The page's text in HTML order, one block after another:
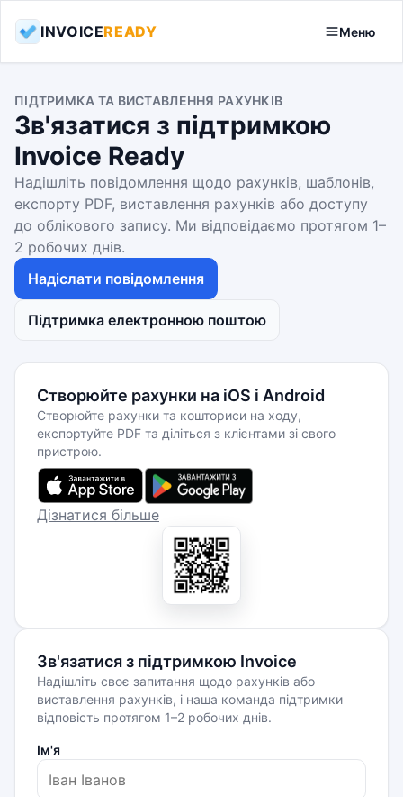
INVOICEREADY Меню
ПІДТРИМКА ТА ВИСТАВЛЕННЯ РАХУНКІВ
Зв'язатися з підтримкою
Invoice Ready
Надішліть повідомлення щодо рахунків, шаблонів,
експорту PDF, виставлення рахунків або доступу
до облікового запису. Ми відповідаємо протягом 1–
2 робочих днів.
Надіслати повідомлення
Підтримка електронною поштою
Створюйте рахунки на iOS і Android
Створюйте рахунки та кошториси на ходу,
експортуйте PDF та діліться з клієнтами зі свого
пристрою.
Дізнатися більше
Зв'язатися з підтримкою Invoice
Надішліть своє запитання щодо рахунків або
виставлення рахунків, і наша команда підтримки
відповість протягом 1–2 робочих днів.
Ім'я